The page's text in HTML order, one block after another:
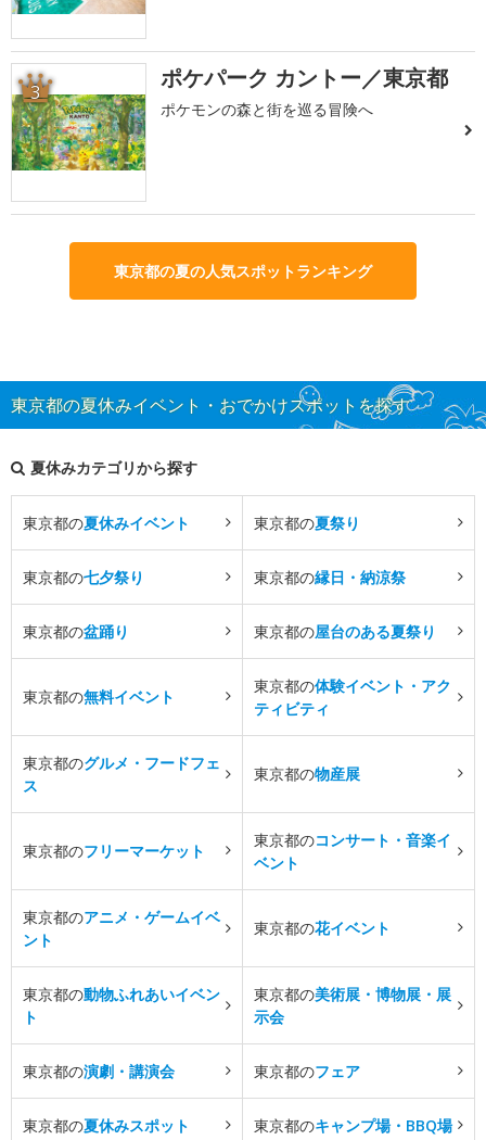
3 ポケパーク カントー／東京都
ポケモンの森と街を巡る冒険へ
東京都の夏の人気スポットランキング
東京都の夏休みイベント・おでかけスポットを探す
夏休みカテゴリから探す
東京都の夏休みイベント 東京都の夏祭り
東京都の七夕祭り 東京都の縁日・納涼祭
東京都の盆踊り 東京都の屋台のある夏祭り
東京都の無料イベント
東京都の体験イベント・アク
ティビティ
東京都のグルメ・フードフェ
ス
東京都の物産展
東京都のフリーマーケット
東京都のコンサート・音楽イ
ベント
東京都のアニメ・ゲームイベ
ント
東京都の花イベント
東京都の動物ふれあいイベン
ト
東京都の美術展・博物展・展
示会
東京都の演劇・講演会 東京都のフェア
東京都の夏休みスポット 東京都のキャンプ場・BBQ場